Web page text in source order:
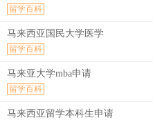
留学百科
马来西亚国民大学医学
留学百科
马来亚大学mba申请
留学百科
马来西亚留学本科生申请